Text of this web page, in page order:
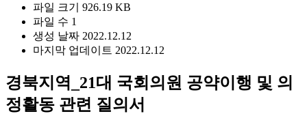
파일 크기 926.19 KB
파일 수 1
생성 날짜 2022.12.12
마지막 업데이트 2022.12.12
경북지역_21대 국회의원 공약이행 및 의
정활동 관련 질의서